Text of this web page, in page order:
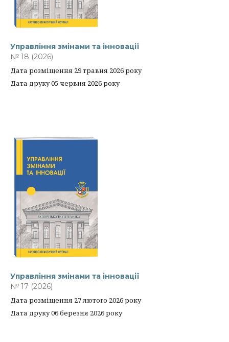
Управління змінами та інновації
№ 18 (2026)
Дата розміщення 29 травня 2026 року
Дата друку 05 червня 2026 року
Управління змінами та інновації
№ 17 (2026)
Дата розміщення 27 лютого 2026 року
Дата друку 06 березня 2026 року